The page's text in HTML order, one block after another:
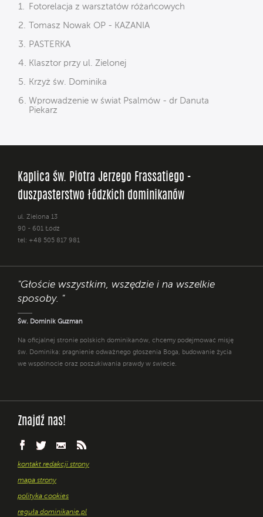
Fotorelacja z warsztatów różańcowych
Tomasz Nowak OP - KAZANIA
PASTERKA
Klasztor przy ul. Zielonej
Krzyż św. Dominika
Wprowadzenie w świat Psalmów - dr Danuta
Piekarz
Kaplica św. Piotra Jerzego Frassatiego -
duszpasterstwo łódzkich dominikanów
ul. Zielona 13
90 - 601 Łódź
tel: +48 505 817 981
"Głoście wszystkim, wszędzie i na wszelkie
sposoby. "
Św. Dominik Guzman
Na oficjalnej stronie polskich dominikanów, chcemy podejmować misję
św. Dominika: pragnienie odważnego głoszenia Boga, budowanie życia
we wspólnocie oraz poszukiwania prawdy w świecie.
Znajdź nas!
kontakt redakcji strony
mapa strony
polityka cookies
reguła dominikanie.pl